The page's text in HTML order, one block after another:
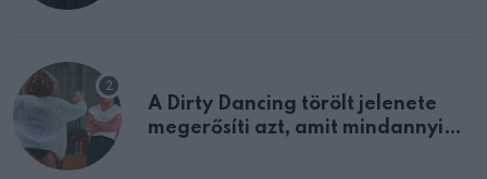
A Dirty Dancing törölt jelenete
megerősíti azt, amit mindannyian